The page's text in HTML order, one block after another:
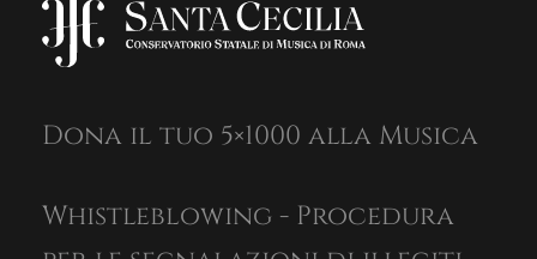
Dona il tuo 5×1000 alla Musica
Whistleblowing - Procedura